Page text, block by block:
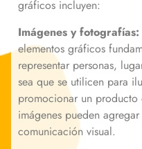
gráficos incluyen:
Imágenes y fotografías:
elementos gráficos
representar personas,
sea que se utilicen para
promocionar un
imágenes pueden
comunicación visual.